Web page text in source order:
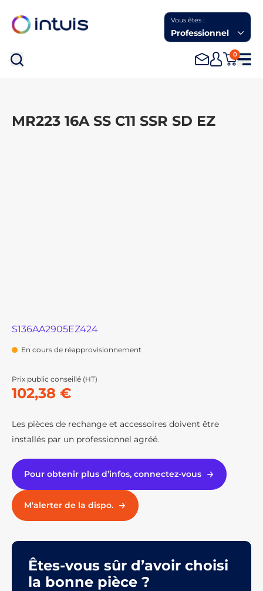
Vous êtes :
Professionnel
0
MR223 16A SS C11 SSR SD EZ
S136AA2905EZ424
En cours de réapprovisionnement
Prix public conseillé (HT)
102,38 €
Les pièces de rechange et accessoires doivent être
installés par un professionnel agréé.
Pour obtenir plus d’infos, connectez-vous
M'alerter de la dispo.
Êtes-vous sûr d’avoir choisi
la bonne pièce ?